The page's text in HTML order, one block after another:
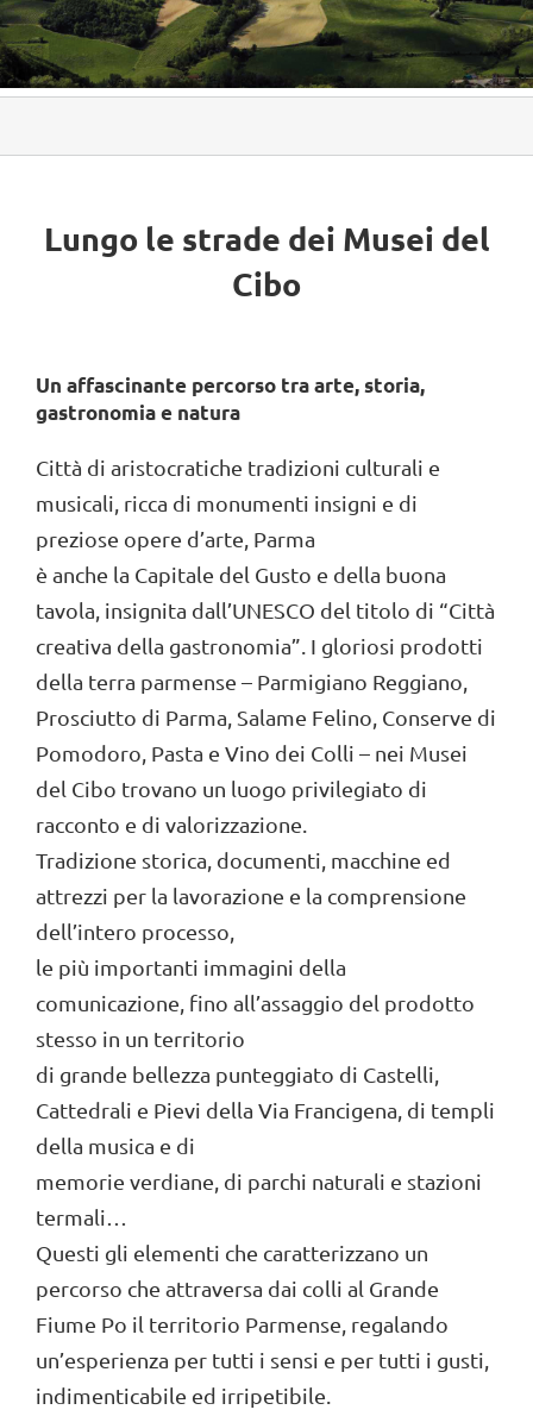
Lungo le strade dei Musei del
Cibo
Un affascinante percorso tra arte, storia,
gastronomia e natura
Città di aristocratiche tradizioni culturali e
musicali, ricca di monumenti insigni e di
preziose opere d’arte, Parma
è anche la Capitale del Gusto e della buona
tavola, insignita dall’UNESCO del titolo di “Città
creativa della gastronomia”. I gloriosi prodotti
della terra parmense – Parmigiano Reggiano,
Prosciutto di Parma, Salame Felino, Conserve di
Pomodoro, Pasta e Vino dei Colli – nei Musei
del Cibo trovano un luogo privilegiato di
racconto e di valorizzazione.
Tradizione storica, documenti, macchine ed
attrezzi per la lavorazione e la comprensione
dell’intero processo,
le più importanti immagini della
comunicazione, fino all’assaggio del prodotto
stesso in un territorio
di grande bellezza punteggiato di Castelli,
Cattedrali e Pievi della Via Francigena, di templi
della musica e di
memorie verdiane, di parchi naturali e stazioni
termali…
Questi gli elementi che caratterizzano un
percorso che attraversa dai colli al Grande
Fiume Po il territorio Parmense, regalando
un’esperienza per tutti i sensi e per tutti i gusti,
indimenticabile ed irripetibile.